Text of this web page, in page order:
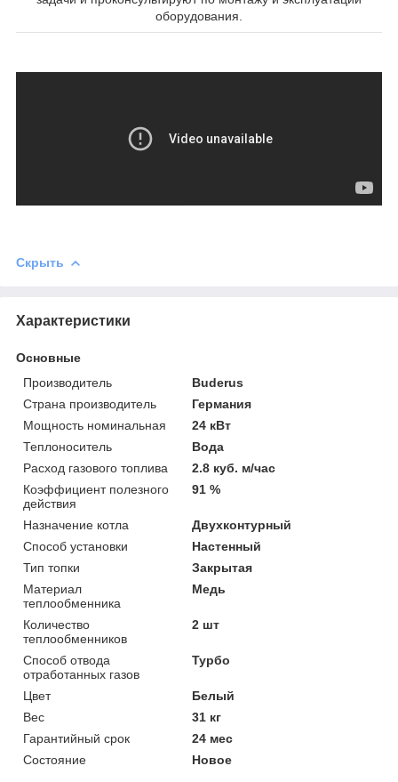
оборудования.
Скрыть
Характеристики
Основные
Производитель
Buderus
Страна производитель
Германия
Мощность номинальная
24 кВт
Теплоноситель
Вода
Расход газового топлива
2.8 куб. м/час
Коэффициент полезного
действия
91 %
Назначение котла
Двухконтурный
Способ установки
Настенный
Тип топки
Закрытая
Материал
теплообменника
Медь
Количество
теплообменников
2 шт
Способ отвода
отработанных газов
Турбо
Цвет
Белый
Вес
31 кг
Гарантийный срок
24 мес
Состояние
Новое